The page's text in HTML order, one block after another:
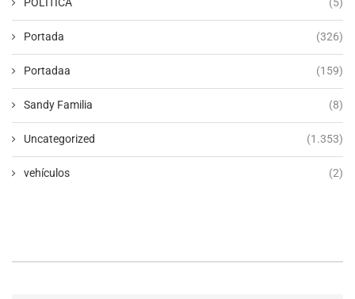
Portada (326)
Portadaa (159)
Sandy Familia (8)
Uncategorized (1.353)
vehículos (2)